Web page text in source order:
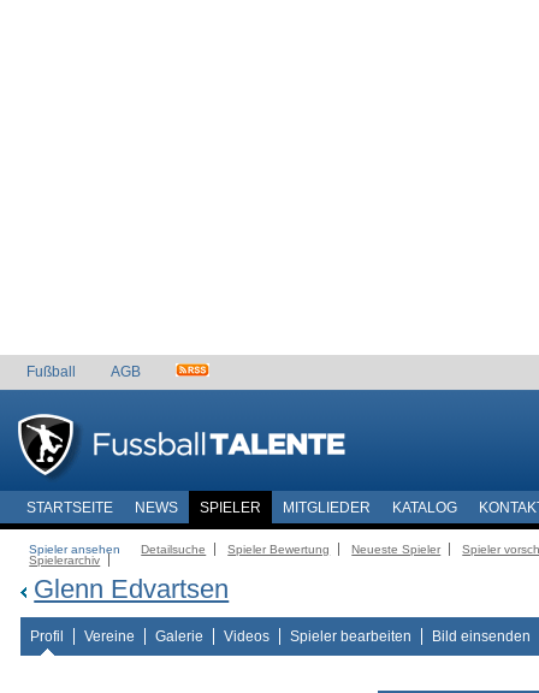
Fußball AGB
STARTSEITE NEWS SPIELER MITGLIEDER KATALOG
Spieler ansehen Detailsuche Spieler Bewertung Neueste Spieler
Spieler
Spielerarchiv
Glenn Edvartsen
Profil Vereine Galerie Videos Spieler bearbeiten Bild einsenden